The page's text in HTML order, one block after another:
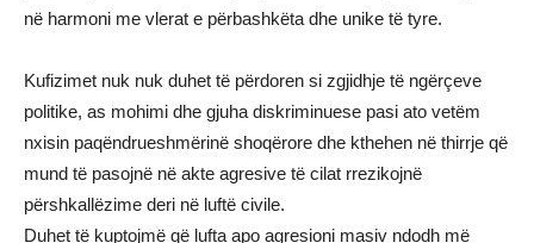
në harmoni me vlerat e përbashkëta dhe unike të tyre.
Kufizimet nuk nuk duhet të përdoren si zgjidhje të ngërçeve
politike, as mohimi dhe gjuha diskriminuese pasi ato vetëm
nxisin paqëndrueshmërinë shoqërore dhe kthehen në thirrje që
mund të pasojnë në akte agresive të cilat rrezikojnë
përshkallëzime deri në luftë civile.
Duhet të kuptojmë që lufta apo agresioni masiv ndodh më